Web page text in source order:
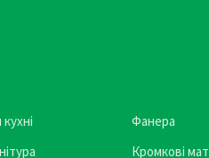
Фанера
Кромкові